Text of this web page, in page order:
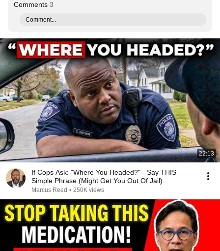
Comments 3
Comment...
22:13
If Cops Ask: "Where You Headed?" - Say THIS
Simple Phrase (Might Get You Out Of Jail)
Marcus Reed • 250K views